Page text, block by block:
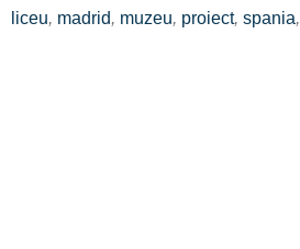
liceu, madrid, muzeu, proiect, spania,